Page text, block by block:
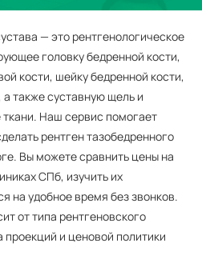
— это рентгенологическое
головку бедренной кости,
кости, шейку бедренной кости,
также суставную щель и
Наш сервис помогает
рентген тазобедренного
Вы можете сравнить цены на
СПб, изучить их
на удобное время без звонков.
от типа рентгеновского
и ценовой политики